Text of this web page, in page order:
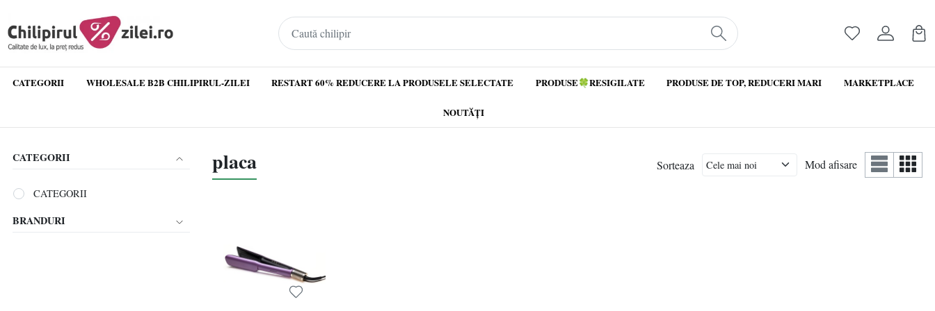
CATEGORII WHOLESALE B2B CHILIPIRUL-ZILEI RESTART 60% REDUCERE LA PRODUSELE SELECTATE PRODUSE🍀RESIGILATE PRODUSE DE TOP, REDUCERI MARI MARKETPLACE
NOUTĂȚI
CATEGORII
CATEGORII
BRANDURI
placa Sorteaza Mod afisare